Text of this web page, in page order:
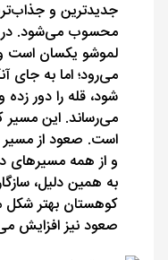
جدیدترین و
محسوب می‌شود. در
لموشو یکسان
می‌رود؛ اما به جای
شود، قله را دور
می‌رساند. این
و از همه مسیرهای
به همین دلیل،
کوهستان بهتر شکل
صعود نیز افزایش